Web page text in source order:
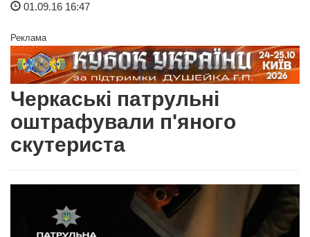
01.09.16 16:47
Реклама
Черкаські патрульні
оштрафували п'яного
скутериста